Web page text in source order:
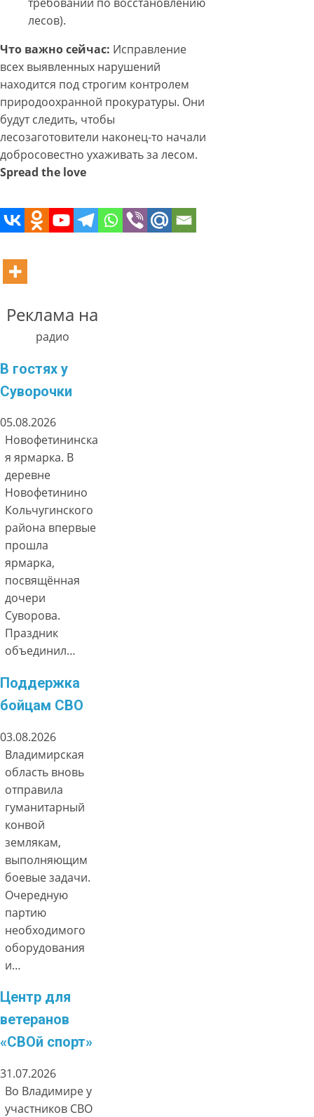
лесов).
Что важно сейчас: Исправление
всех выявленных нарушений
находится под строгим контролем
природоохранной прокуратуры. Они
будут следить, чтобы
лесозаготовители наконец-то начали
добросовестно ухаживать за лесом.
Spread the love
Реклама на
радио
В гостях у
Суворочки
05.08.2026
Новофетининска
я ярмарка. В
деревне
Новофетинино
Кольчугинского
района впервые
прошла
ярмарка,
посвящённая
дочери
Суворова.
Праздник
объединил…
Поддержка
бойцам СВО
03.08.2026
Владимирская
область вновь
отправила
гуманитарный
конвой
землякам,
выполняющим
боевые задачи.
Очередную
партию
необходимого
оборудования
и…
Центр для
ветеранов
«СВОй спорт»
31.07.2026
Во Владимире у
участников СВО